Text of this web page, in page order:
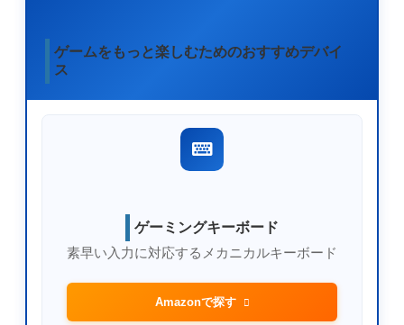
ゲームをもっと楽しむためのおすすめデバイ
ス
ゲーミングキーボード
素早い入力に対応するメカニカルキーボード
Amazonで探す